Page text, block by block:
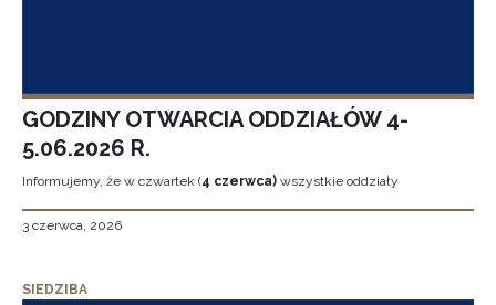
GODZINY OTWARCIA ODDZIAŁÓW 4-
5.06.2026 R.
Informujemy, że w czwartek (4 czerwca) wszystkie oddziały
3 czerwca, 2026
SIEDZIBA